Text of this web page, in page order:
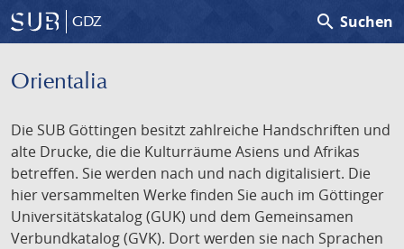
GDZ search Suchen
Orientalia
Die SUB Göttingen besitzt zahlreiche Handschriften und
alte Drucke, die die Kulturräume Asiens und Afrikas
betreffen. Sie werden nach und nach digitalisiert. Die
hier versammelten Werke finden Sie auch im Göttinger
Universitätskatalog (GUK) und dem Gemeinsamen
Verbundkatalog (GVK). Dort werden sie nach Sprachen